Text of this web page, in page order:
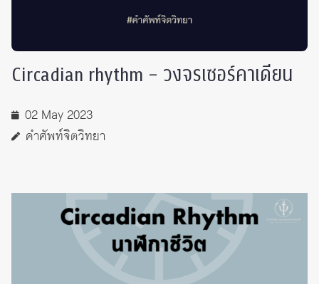
Circadian rhythm – วงจรเซอร์คาเดียน
02 May 2023
คำศัพท์จิตวิทยา